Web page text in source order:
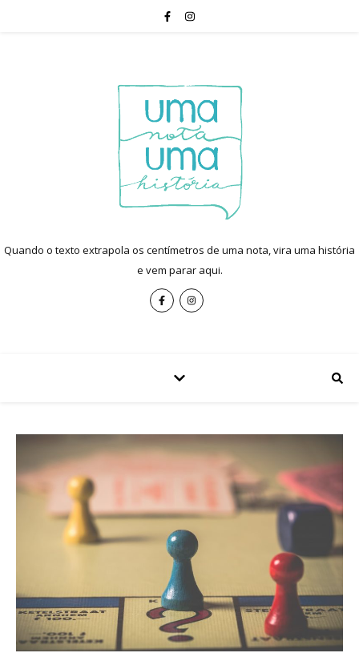
Quando o texto extrapola os centímetros de uma nota, vira uma história
e vem parar aqui.